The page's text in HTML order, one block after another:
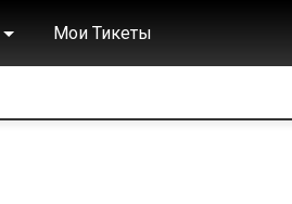
Мои Тикеты